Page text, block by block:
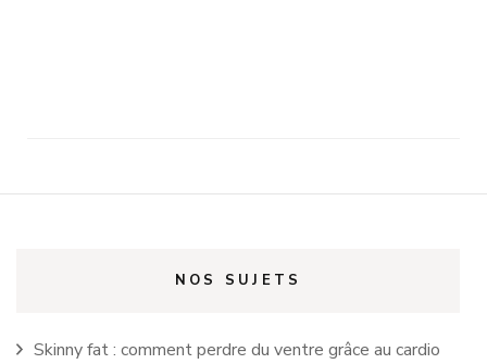
NOS SUJETS
Skinny fat : comment perdre du ventre grâce au cardio